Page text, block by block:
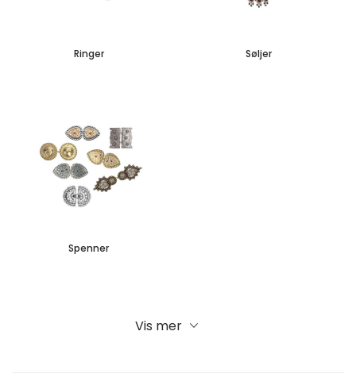
Ringer Søljer
Spenner
Vis mer